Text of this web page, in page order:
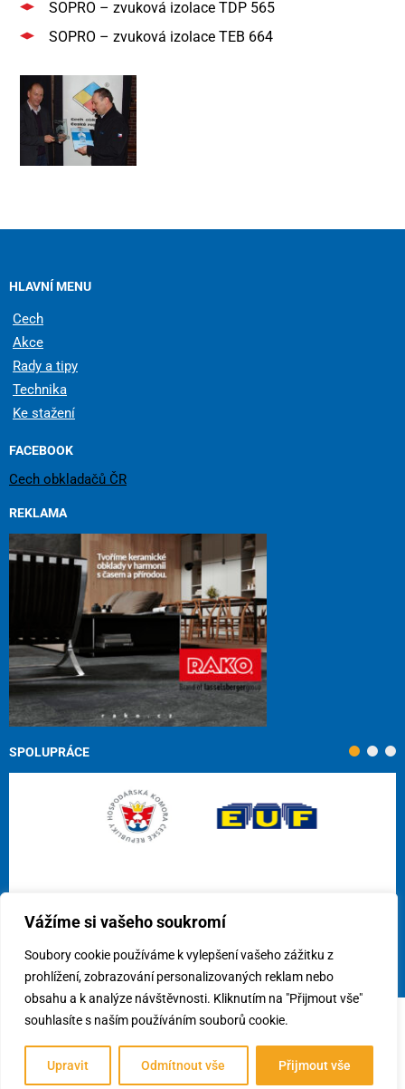
Vážíme si vašeho soukromí
Soubory cookie používáme k vylepšení vašeho zážitku z
prohlížení, zobrazování personalizovaných reklam nebo
obsahu a k analýze návštěvnosti. Kliknutím na "Přijmout vše"
souhlasíte s naším používáním souborů cookie.
Upravit Odmítnout vše Přijmout vše
SOPRO – zvuková izolace TDP 565
SOPRO – zvuková izolace TEB 664
HLAVNÍ MENU
Cech
Akce
Rady a tipy
Technika
Ke stažení
FACEBOOK
Cech obkladačů ČR
REKLAMA
SPOLUPRÁCE
© 2026Cech obkladačů ČR, z.s./Využití cookies/Předvolby
souhlasu
Vytvořil:webees s.r.o.